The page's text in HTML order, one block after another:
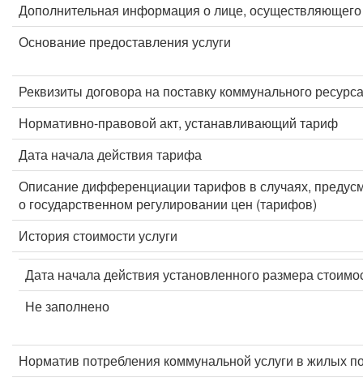
Дополнительная информация о лице, осуществляющего
Основание предоставления услуги
Реквизиты договора на поставку коммунального ресурса
Нормативно-правовой акт, устанавливающий тариф
Дата начала действия тарифа
Описание дифференциации тарифов в случаях,
о государственном регулировании цен (тарифов)
История стоимости услуги
Дата начала действия установленного размера
Не заполнено
Норматив потребления коммунальной услуги в жилых